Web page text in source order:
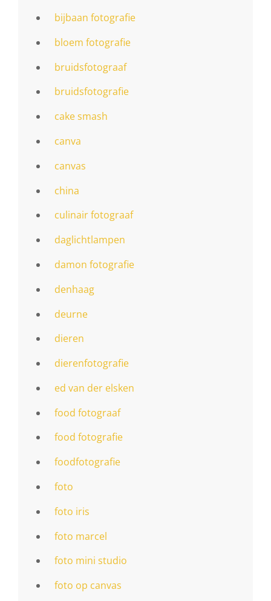
bijbaan fotografie
bloem fotografie
bruidsfotograaf
bruidsfotografie
cake smash
canva
canvas
china
culinair fotograaf
daglichtlampen
damon fotografie
denhaag
deurne
dieren
dierenfotografie
ed van der elsken
food fotograaf
food fotografie
foodfotografie
foto
foto iris
foto marcel
foto mini studio
foto op canvas